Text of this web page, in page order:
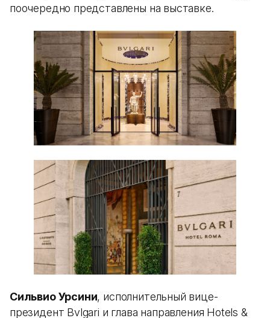
поочередно представлены на выставке.
Сильвио Урсини, исполнительный вице-
президент Bvlgari и глава направления Hotels &